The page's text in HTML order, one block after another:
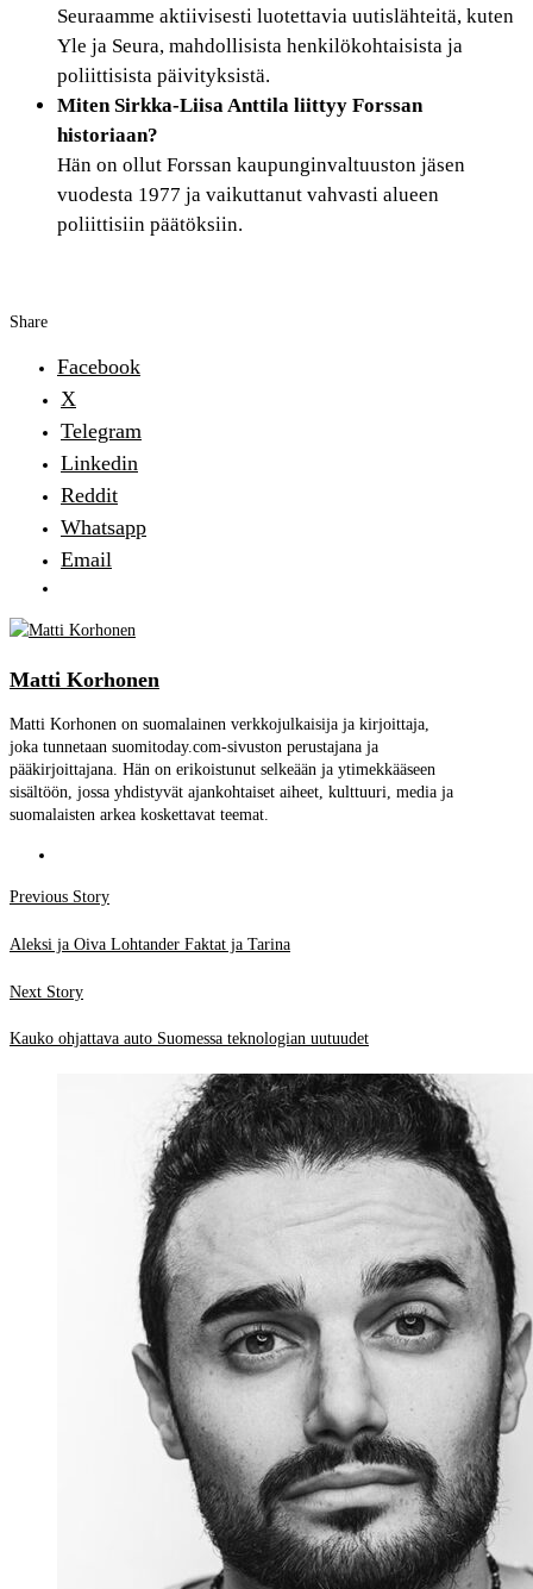
Seuraamme aktiivisesti luotettavia uutislähteitä, kuten
Yle ja Seura, mahdollisista henkilökohtaisista ja
poliittisista päivityksistä.
Miten Sirkka-Liisa Anttila liittyy Forssan
historiaan?
Hän on ollut Forssan kaupunginvaltuuston jäsen
vuodesta 1977 ja vaikuttanut vahvasti alueen
poliittisiin päätöksiin.
Share
Facebook
X
Telegram
Linkedin
Reddit
Whatsapp
Email
Matti Korhonen
Matti Korhonen on suomalainen verkkojulkaisija ja kirjoittaja,
joka tunnetaan suomitoday.com-sivuston perustajana ja
pääkirjoittajana. Hän on erikoistunut selkeään ja ytimekkääseen
sisältöön, jossa yhdistyvät ajankohtaiset aiheet, kulttuuri, media ja
suomalaisten arkea koskettavat teemat.
Post
navigation
Previous StoryPrevious
Aleksi ja Oiva Lohtander Faktat ja Tarina
Next StoryNext
Kauko ohjattava auto Suomessa teknologian uutuudet